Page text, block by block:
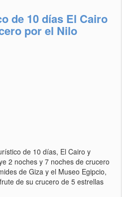
de 10 días El Cairo
por el Nilo
de 10 días, El Cairo y
2 noches y 7 noches de crucero
de Giza y el Museo Egipcio,
de su crucero de 5 estrellas